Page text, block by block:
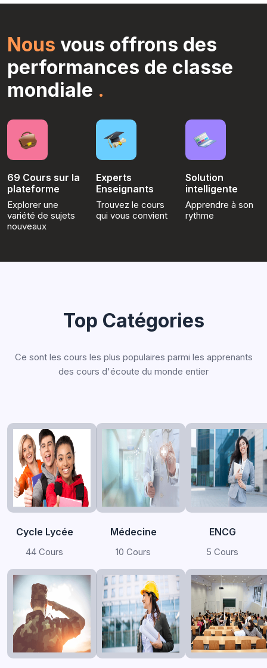
Nous vous offrons des
performances de classe
mondiale .
69 Cours sur la
plateforme
Explorer une
variété de sujets
nouveaux
Experts
Enseignants
Trouvez le cours
qui vous convient
Solution
intelligente
Apprendre à son
rythme
Top Catégories
Ce sont les cours les plus populaires parmi les apprenants
des cours d'écoute du monde entier
Cycle Lycée
44 Cours
Médecine
10 Cours
ENCG
5 Cours